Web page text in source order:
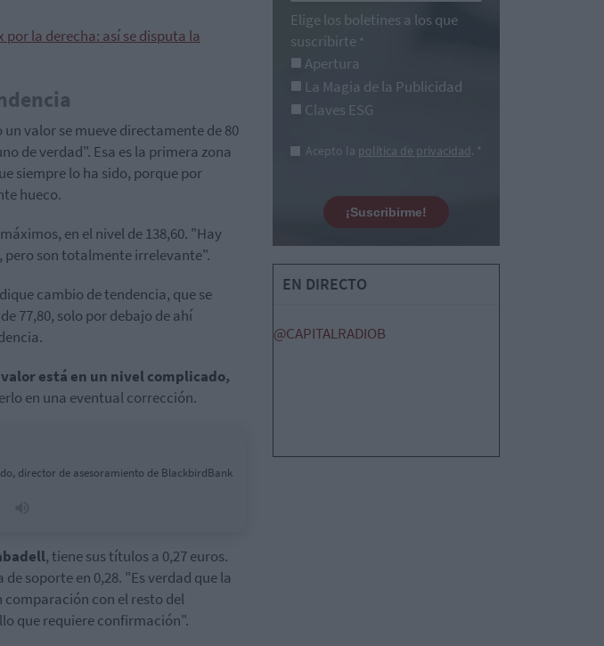
por la derecha: así se disputa la
valor se mueve directamente de 80
de verdad". Esa es la primera zona
siempre lo ha sido, porque por
hueco.
en el nivel de 138,60. "Hay
son totalmente irrelevante".
cambio de tendencia, que se
77,80, solo por debajo de ahí
está en un nivel complicado,
en una eventual corrección.
director de asesoramiento de BlackbirdBank
, tiene sus títulos a 0,27 euros.
soporte en 0,28. "Es verdad que la
comparación con el resto del
que requiere confirmación".
Elige los boletines a los que
suscribirte *
Apertura
La Magia de la Publicidad
Claves ESG
Acepto la política de privacidad. *
¡Suscribirme!
EN DIRECTO
@CAPITALRADIOB